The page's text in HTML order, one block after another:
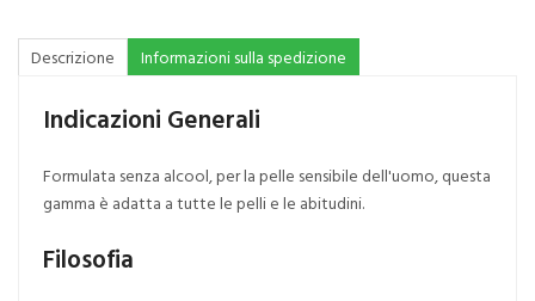
Descrizione Informazioni sulla spedizione
Indicazioni Generali
Formulata senza alcool, per la pelle sensibile dell'uomo, questa
gamma è adatta a tutte le pelli e le abitudini.
Filosofia